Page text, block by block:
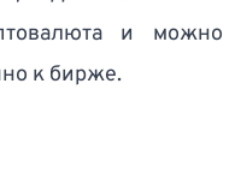
и можно
к бирже.